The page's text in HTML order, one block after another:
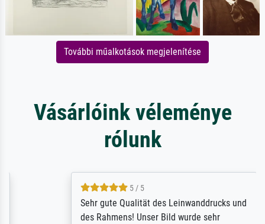
További műalkotások megjelenítése
Vásárlóink véleménye
rólunk
5 / 5
Sehr gute Qualität des Leinwanddrucks und
des Rahmens! Unser Bild wurde sehr